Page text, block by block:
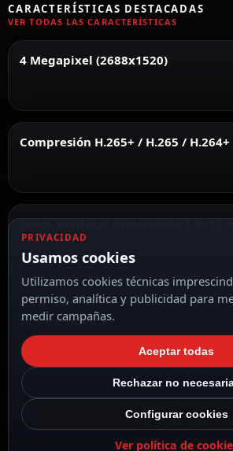
CARACTERÍSTICAS DESTACADAS
VER TODAS LAS CARACTERÍSTICAS
4 Megapixel (2688x1520)
Compresión H.265+ / H.265 /
Lente varifocal motorizada 2.8~12
Luz híbrida
IR y luz blanca
DESCRIPCIÓN
PRIVACIDAD
Usamos cookies
Utilizamos cookies técnicas
permiso, analítica y publicidad para
medir campañas.
Aceptar todas
Rechazar no
Configurar cookies
Ver política de